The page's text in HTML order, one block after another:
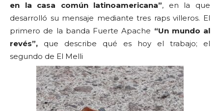
en la casa común latinoamericana”, en la que
desarrolló su mensaje mediante tres raps villeros. El
primero de la banda Fuerte Apache “Un mundo al
revés”, que describe qué es hoy el trabajo; el
segundo de El Melli